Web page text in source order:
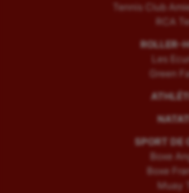
Tennis Club
RCA
ROLLER-
Les
Green
SPORT DE
Boxe
Boxe
Muay